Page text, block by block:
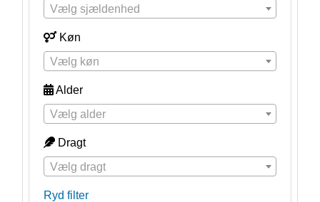
Vælg sjældenhed
Køn
Vælg køn
Alder
Vælg alder
Dragt
Vælg dragt
Ryd filter